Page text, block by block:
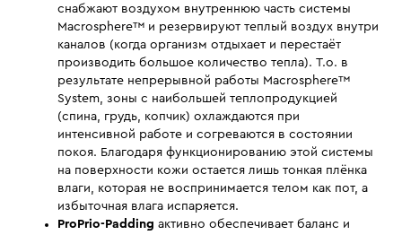
снабжают воздухом внутреннюю часть системы
Macrosphere™ и резервируют теплый воздух внутри
каналов (когда организм отдыхает и перестаёт
производить большое количество тепла). Т.о. в
результате непрерывной работы Macrosphere™
System, зоны с наибольшей теплопродукцией
(спина, грудь, копчик) охлаждаются при
интенсивной работе и согреваются в состоянии
покоя. Благодаря функционированию этой системы
на поверхности кожи остается лишь тонкая плёнка
влаги, которая не воспринимается телом как пот, а
избыточная влага испаряется.
ProPrio-Padding активно обеспечивает баланс и